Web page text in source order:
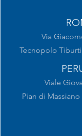
Via
Tecnopolo
Viale
Pian di Massiano